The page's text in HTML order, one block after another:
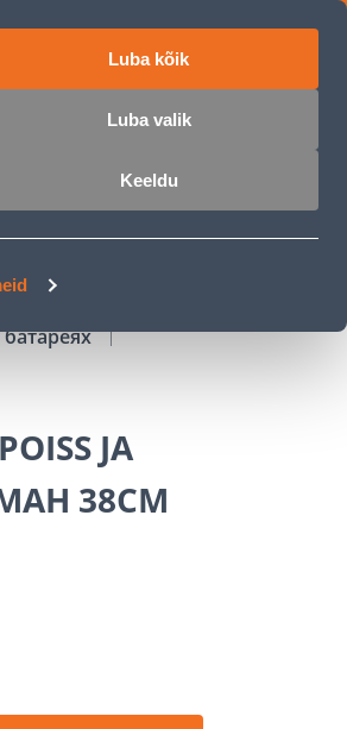
Luba kõik
Luba valik
Keeldu
JA
38CM